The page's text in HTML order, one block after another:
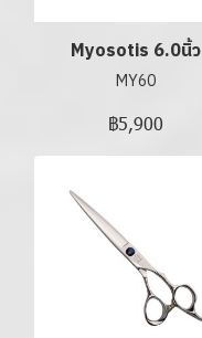
Myosotis 6.0นิ้ว
MY60
฿5,900